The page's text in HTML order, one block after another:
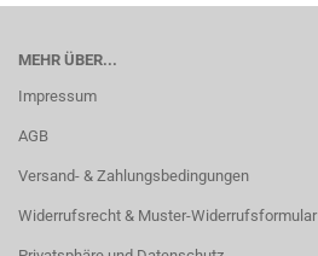
MEHR ÜBER...
Impressum
AGB
Versand- & Zahlungsbedingungen
Widerrufsrecht & Muster-Widerrufsformular